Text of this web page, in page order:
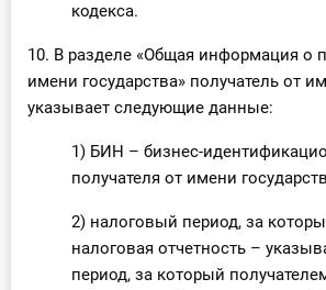
кодекса.
10. В разделе «Общая информация о
имени государства» получатель от
указывает следующие данные:
1) БИН – бизнес-
получателя от имени
2) налоговый период, за
налоговая отчетность –
период, за который